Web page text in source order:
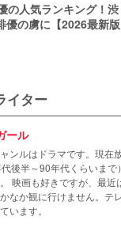
の人気ランキング！
優の虜に【2026最新版
イター
ール
ンルはドラマです。現在
後半～90年代くらいまで
映画も好きですが、最近
なか観に行けません。テ
います。